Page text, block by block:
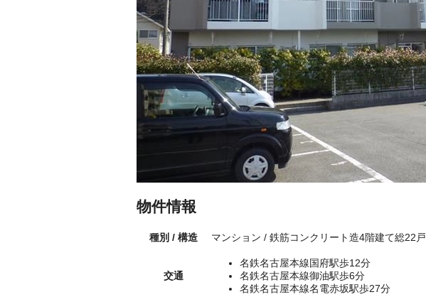
物件情報
種別 / 構造 マンション / 鉄筋コンクリート造4階建て総22戸
交通
名鉄名古屋本線国府駅歩12分
名鉄名古屋本線御油駅歩6分
名鉄名古屋本線名電赤坂駅歩27分